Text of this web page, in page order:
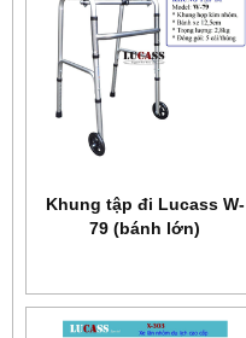
Khung tập đi Lucass W-
79 (bánh lớn)